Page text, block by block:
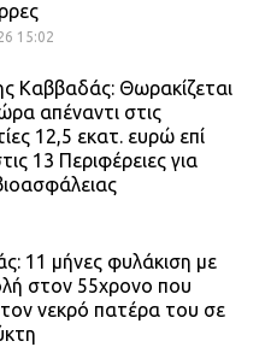
15:02
Καββαδάς: Θωρακίζεται
απέναντι στις
12,5 εκατ. ευρώ επί
13 Περιφέρειες για
11 μήνες φυλάκιση με
στον 55χρονο που
νεκρό πατέρα του σε